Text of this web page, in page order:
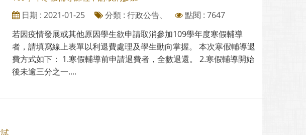
日期 : 2021-01-25
分類 : 行政公告、
點閱 : 7647
若因疫情發展或其他原因學生欲申請取消參加109學年度寒假輔導
者，請填寫線上表單以利退費處理及學生動向掌握。 本次寒假輔導退
費方式如下： 1.寒假輔導前申請退費者，全數退還。 2.寒假輔導開始
後未逾三分之一....